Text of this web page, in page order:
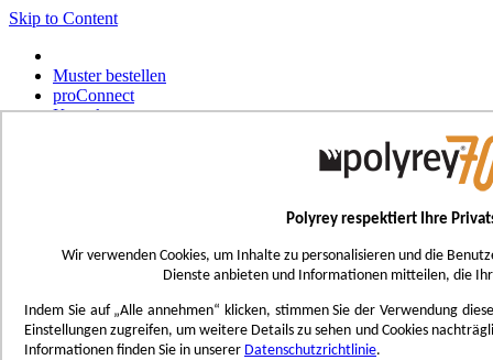
Polyrey respektiert Ihre
Wir verwenden Cookies, um Inhalte zu personalisieren und die
Dienste anbieten und Informationen mitteilen, die
Indem Sie auf „Alle annehmen“ klicken, stimmen Sie der Verwendung
Einstellungen zugreifen, um weitere Details zu sehen und Cookies
Informationen finden Sie in unserer Datenschutzrichtlinie.
Skip to Content
Muster bestellen
proConnect
Kontakt
UK - Ireland
Português
Italiano
Nederlands